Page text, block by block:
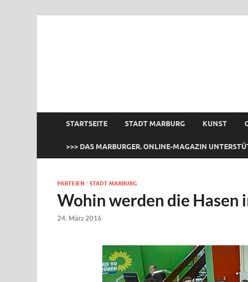
STARTSEITE STADT MARBURG KUNST
>>> DAS MARBURGER. ONLINE-MAGAZIN
PARTEIEN / STADT MARBURG
Wohin werden die Hasen
24. März 2016